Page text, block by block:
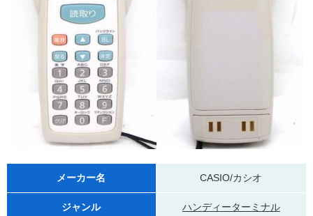
メーカー名 CASIO/カシオ
ジャンル ハンディーターミナル